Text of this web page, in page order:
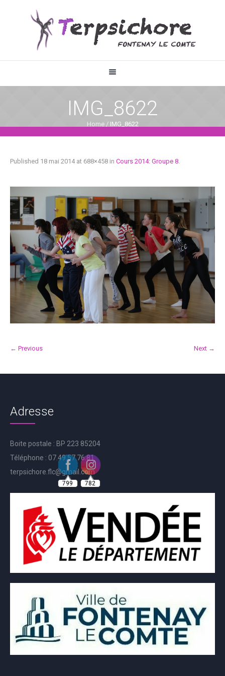
IMG_8622
Home / IMG_8622
Published 18 mai 2014at 688×458 in Cours 2014: Groupe 8.
← Previous Next →
Adresse
Boite postale : BP 223 85204
Téléphone : 07.49.57.76.81
terpsichore.flc@gmail.com
782